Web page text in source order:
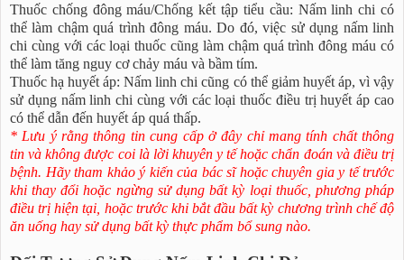
Thuốc chống đông máu/Chống kết tập tiểu cầu: Nấm linh chi có
thể làm chậm quá trình đông máu. Do đó, việc sử dụng nấm linh
chi cùng với các loại thuốc cũng làm chậm quá trình đông máu có
thể làm tăng nguy cơ chảy máu và bầm tím.
Thuốc hạ huyết áp: Nấm linh chi cũng có thể giảm huyết áp, vì vậy
sử dụng nấm linh chi cùng với các loại thuốc điều trị huyết áp cao
có thể dẫn đến huyết áp quá thấp.
* Lưu ý rằng thông tin cung cấp ở đây chỉ mang tính chất thông
tin và không được coi là lời khuyên y tế hoặc chẩn đoán và điều trị
bệnh. Hãy tham khảo ý kiến của bác sĩ hoặc chuyên gia y tế trước
khi thay đổi hoặc ngừng sử dụng bất kỳ loại thuốc, phương pháp
điều trị hiện tại, hoặc trước khi bắt đầu bất kỳ chương trình chế độ
ăn uống hay sử dụng bất kỳ thực phẩm bổ sung nào.